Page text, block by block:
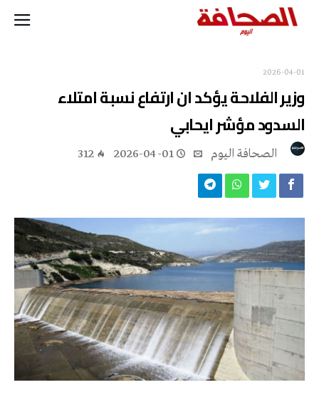
2026-04-01
وزير الفلاحة يؤكد ان ارتفاع نسبة امتلاء
السدود مؤشر ايحابي
2026-04-01
312